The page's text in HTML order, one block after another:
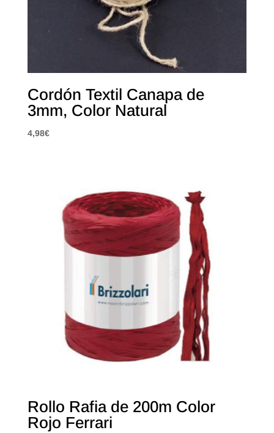
Cordón Textil Canapa de
3mm, Color Natural
4,98€
Rollo Rafia de 200m Color
Rojo Ferrari